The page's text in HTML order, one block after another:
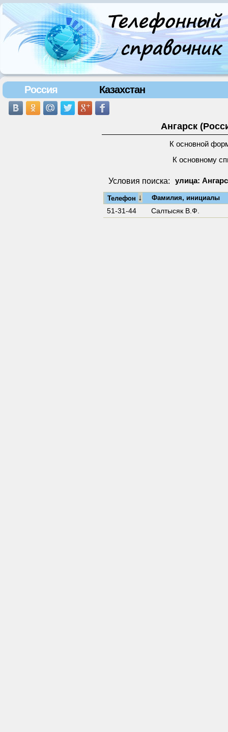
Россия Казахстан
Ангарск
К основной
К основному
Условия поиска: улица:
Телефон ↓ Фамилия, инициалы
51-31-44 Салтысяк В.Ф.